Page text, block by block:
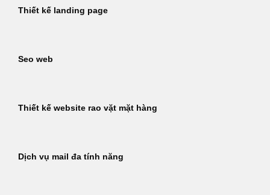
Thiết kế landing page
Seo web
Thiết kế website rao vặt mặt hàng
Dịch vụ mail đa tính năng